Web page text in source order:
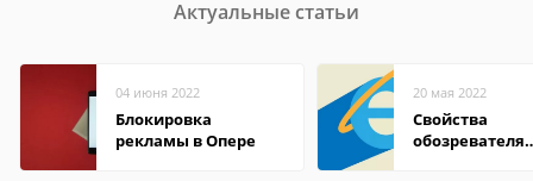
Актуальные статьи
04 июня 2022
Блокировка
рекламы в Опере
20 мая 2022
Свойства
обозревателя